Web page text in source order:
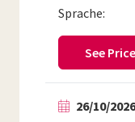
Sprache:
See
26/10/2026